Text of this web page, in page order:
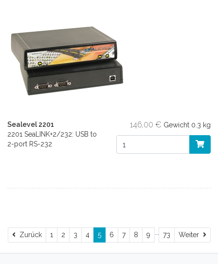
Sealevel 2201
2201 SeaLINK+2/232: USB to
2-port RS-232
146,00 € Gewicht 0.3 kg
ZurückZurück
1 2 3 4 5 6 7 8 9 73 Weiter